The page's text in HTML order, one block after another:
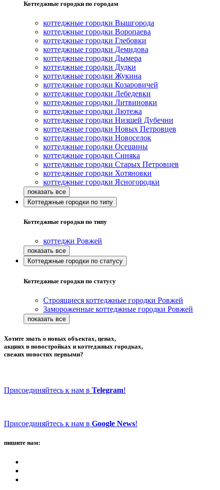
Коттеджные городки по городам
коттеджные городки Вышгорода
коттеджные городки Воропаева
коттеджные городки Глебовки
коттеджные городки Демидова
коттеджные городки Дымера
коттеджные городки Дудки
коттеджные городки Жукина
коттеджные городки Козаровичей
коттеджные городки Лебедевки
коттеджные городки Литвиновки
коттеджные городки Лютежа
коттеджные городки Низшей Дубечни
коттеджные городки Новых Петровцев
коттеджные городки Новоселок
коттеджные городки Осещины
коттеджные городки Синяка
коттеджные городки Старых Петровцев
коттеджные городки Хотяновки
коттеджные городки Ясногородки
Коттеджные городки по типу
Коттеджные городки по типу
коттеджи Ровжей
Коттеджные городки по статусу
Коттеджные городки по статусу
Строящиеся коттеджные городки Ровжей
Замороженные коттеджные городки Ровжей
Хотите знать о новых объектах, ценах,
акциях в новостройках и коттеджных городках,
свежих новостях первыми?
Присоединяйтесь к нам в Telegram!
Присоединяйтесь к нам в Google News!
пишите нам: